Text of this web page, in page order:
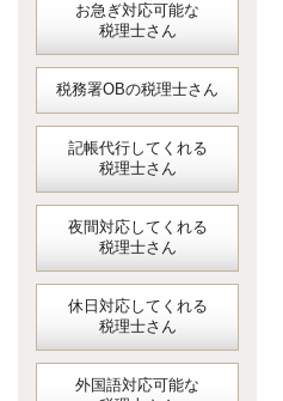
お急ぎ対応可能な
税理士さん
税務署OBの税理士さん
記帳代行してくれる
税理士さん
夜間対応してくれる
税理士さん
休日対応してくれる
税理士さん
外国語対応可能な